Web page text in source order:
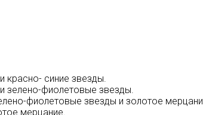
красно- синие звезды.
зелено-фиолетовые звезды.
фиолетовые звезды и золотое
мерцание.